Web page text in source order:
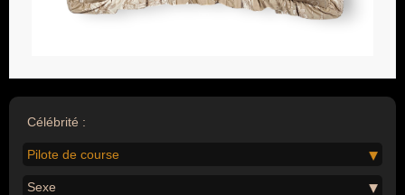
Célébrité :
Pilote de course
Sexe